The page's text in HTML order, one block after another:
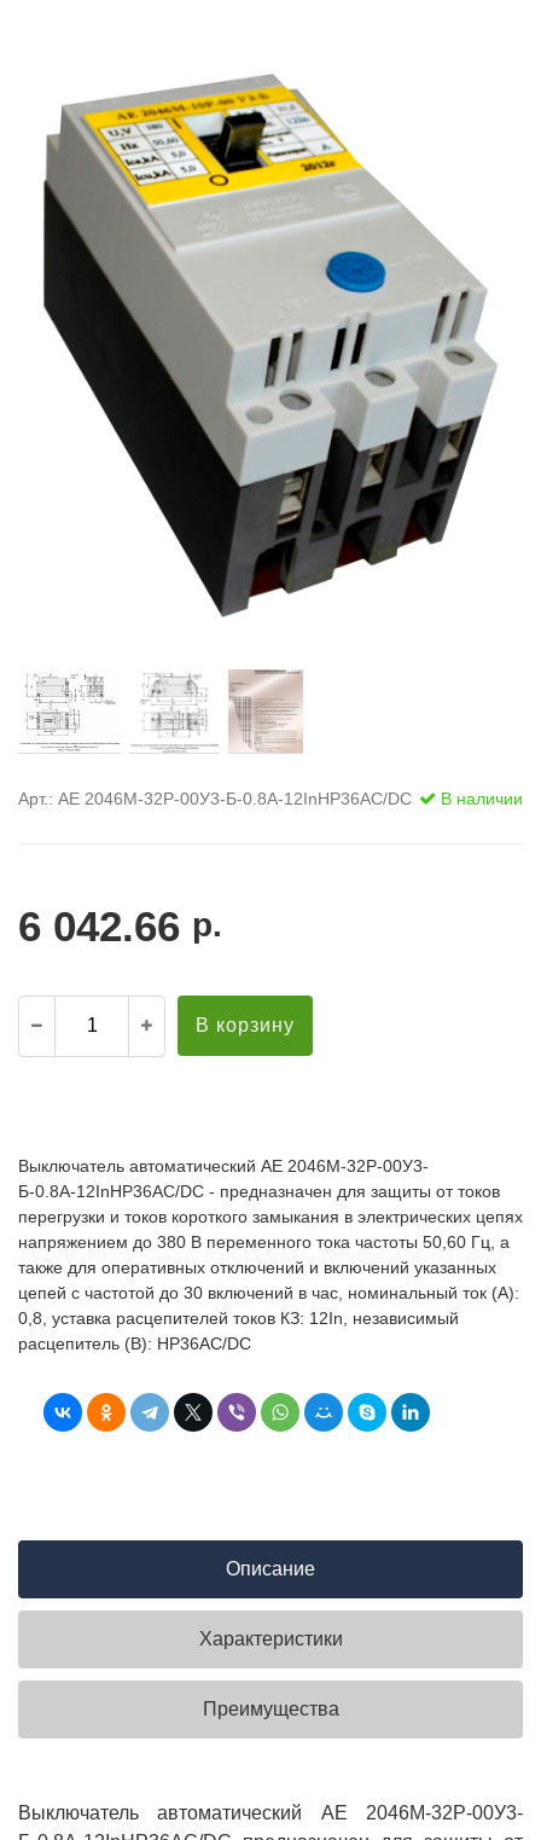
Стремянки с
Стремянки с
опорой
Ширмы
РЗА (шторы)
Штендеры
Щиты
диэлектрические
Арт.: АЕ 2046М-32Р-00У3-Б-0.8А-12InНР36AC/DC В наличии
6 042.66 р.
В корзину
Выключатель автоматический АЕ 2046М-32Р-00У3-
Б-0.8А-12InНР36AC/DC - предназначен для защиты от токов
перегрузки и токов короткого замыкания в электрических цепях
напряжением до 380 В переменного тока частоты 50,60 Гц, а
также для оперативных отключений и включений указанных
цепей с частотой до 30 включений в час, номинальный ток (А):
0,8, уставка расцепителей токов КЗ: 12In, независимый
расцепитель (В): НР36AC/DC
Описание
Характеристики
Преимущества
Выключатель автоматический АЕ 2046М-32Р-00У3-